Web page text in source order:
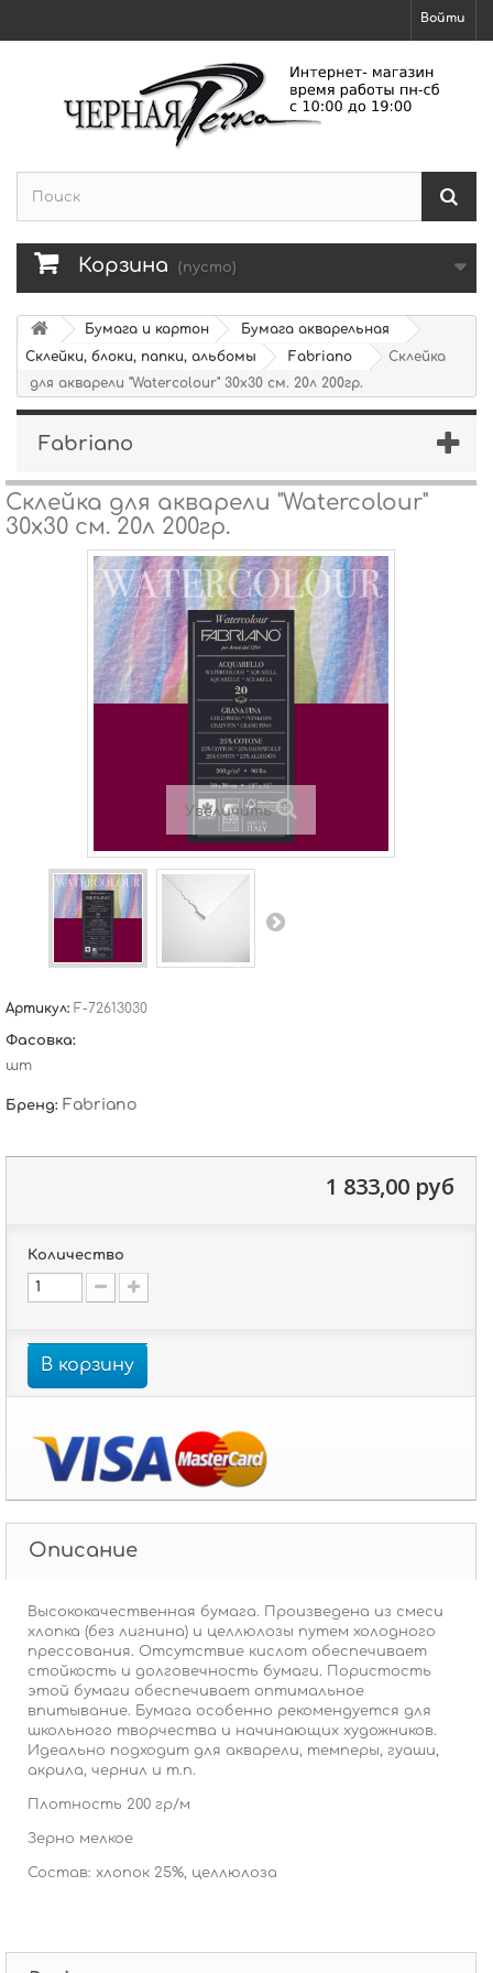
Войти
Корзина (пусто)
Бумага и картон
Бумага акварельная
Склейки, блоки, папки, альбомы
Fabriano
Склейка
для акварели "Watercolour" 30x30 см. 20л 200гр.
Fabriano
Склейка для акварели "Watercolour"
30x30 см. 20л 200гр.
Увеличить
Артикул: F-72613030
Фасовка:
шт
Бренд: Fabriano
1 833,00 руб
Количество
В корзину
Описание
Высококачественная бумага. Произведена из смеси
хлопка (без лигнина) и целлюлозы путем холодного
прессования. Отсутствие кислот обеспечивает
стойкость и долговечность бумаги. Пористость
этой бумаги обеспечивает оптимальное
впитывание. Бумага особенно рекомендуется для
школьного творчества и начинающих художников.
Идеально подходит для акварели, темперы, гуаши,
акрила, чернил и т.п.
Плотность 200 гр/м
Зерно мелкое
Состав: хлопок 25%, целлюлоза